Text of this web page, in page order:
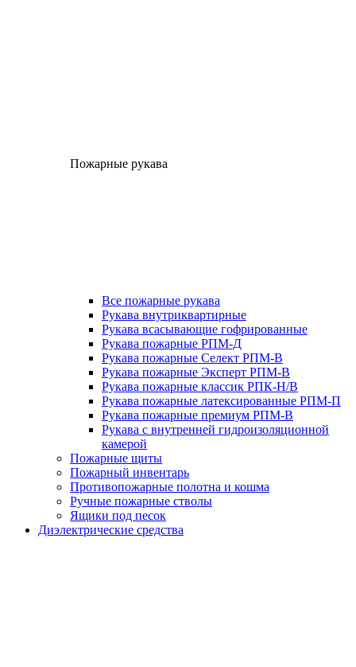
Пожарные рукава
Все пожарные рукава
Рукава внутриквартирные
Рукава всасывающие гофрированные
Рукава пожарные РПМ-Д
Рукава пожарные Селект РПМ-В
Рукава пожарные Эксперт РПМ-В
Рукава пожарные классик РПК-Н/В
Рукава пожарные латексированные РПМ-П
Рукава пожарные премиум РПМ-В
Рукава с внутренней гидроизоляционной
камерой
Пожарные щиты
Пожарный инвентарь
Противопожарные полотна и кошма
Ручные пожарные стволы
Ящики под песок
Диэлектрические средства